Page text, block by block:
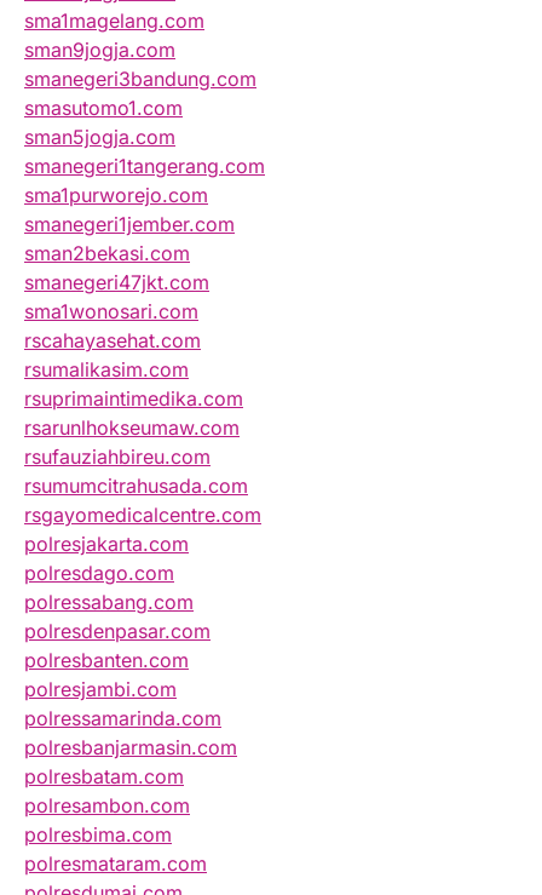
sma1magelang.com
sman9jogja.com
smanegeri3bandung.com
smasutomo1.com
sman5jogja.com
smanegeri1tangerang.com
sma1purworejo.com
smanegeri1jember.com
sman2bekasi.com
smanegeri47jkt.com
sma1wonosari.com
rscahayasehat.com
rsumalikasim.com
rsuprimaintimedika.com
rsarunlhokseumaw.com
rsufauziahbireu.com
rsumumcitrahusada.com
rsgayomedicalcentre.com
polresjakarta.com
polresdago.com
polressabang.com
polresdenpasar.com
polresbanten.com
polresjambi.com
polressamarinda.com
polresbanjarmasin.com
polresbatam.com
polresambon.com
polresbima.com
polresmataram.com